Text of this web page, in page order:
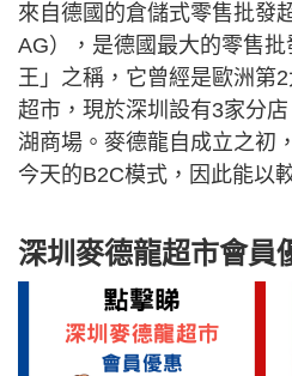
來自德國的倉儲式零售批發
AG），是德國最大的零售
王」之稱，它曾經是歐洲第
超市，現於深圳設有3家分
湖商場。麥德龍自成立之初
今天的B2C模式，因此能以
深圳麥德龍超市會員